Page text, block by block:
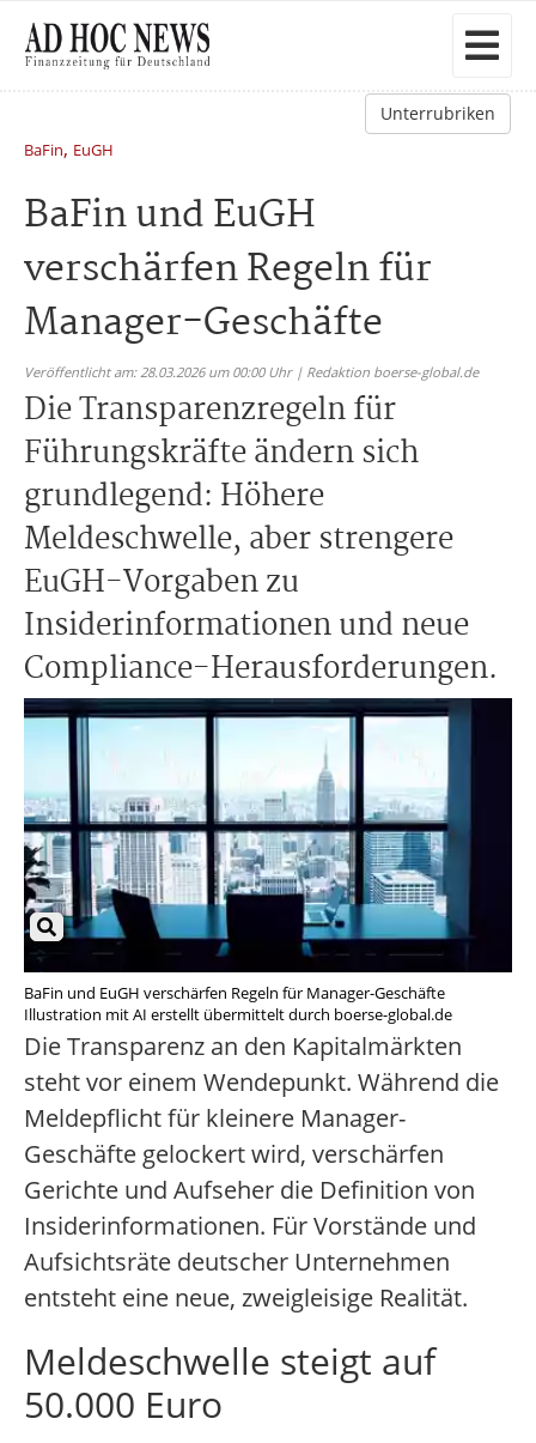
Unterrubriken
BaFin, EuGH
BaFin und EuGH
verschärfen Regeln für
Manager-Geschäfte
Veröffentlicht am: 28.03.2026 um 00:00 Uhr | Redaktion boerse-global.de
Die Transparenzregeln für
Führungskräfte ändern sich
grundlegend: Höhere
Meldeschwelle, aber strengere
EuGH-Vorgaben zu
Insiderinformationen und neue
Compliance-Herausforderungen.
BaFin und EuGH verschärfen Regeln für Manager-Geschäfte
Illustration mit AI erstellt übermittelt durch boerse-global.de
Die Transparenz an den Kapitalmärkten
steht vor einem Wendepunkt. Während die
Meldepflicht für kleinere Manager-
Geschäfte gelockert wird, verschärfen
Gerichte und Aufseher die Definition von
Insiderinformationen. Für Vorstände und
Aufsichtsräte deutscher Unternehmen
entsteht eine neue, zweigleisige Realität.
Meldeschwelle steigt auf
50.000 Euro